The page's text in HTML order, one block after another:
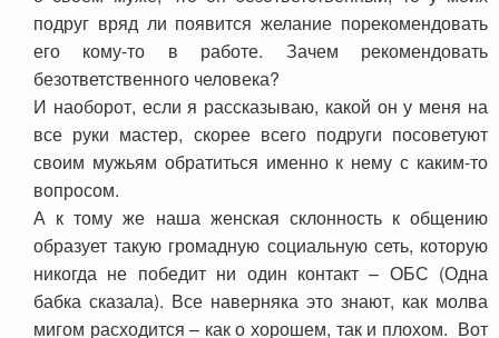
подруг вряд ли появится желание порекомендовать
его кому-то в работе. Зачем рекомендовать
безответственного человека?
И наоборот, если я рассказываю, какой он у меня на
все руки мастер, скорее всего подруги посоветуют
своим мужьям обратиться именно к нему с каким-то
вопросом.
А к тому же наша женская склонность к общению
образует такую громадную социальную сеть, которую
никогда не победит ни один контакт – ОБС (Одна
бабка сказала). Все наверняка это знают, как молва
мигом расходится – как о хорошем, так и плохом. Вот